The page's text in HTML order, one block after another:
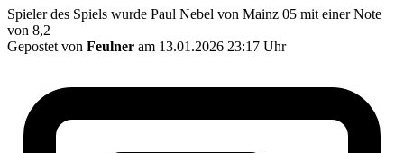
Spieler des Spiels wurde Paul Nebel von Mainz 05 mit einer Note
von 8,2
Gepostet von Feulner am 13.01.2026 23:17 Uhr